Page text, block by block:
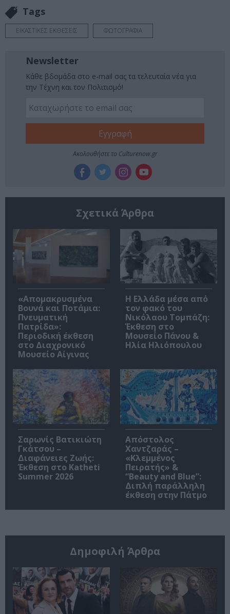
Tags
ΕΙΚΑΣΤΙΚΕΣ ΕΚΘΕΣΕΙΣ ΦΩΤΟΓΡΑΦΙΑ
Newsletter
Κάθε βδομάδα στο e-mail σας τα τελευταία νέα για
την Τέχνη και τον Πολιτισμό!
Ακολουθήστε το Culturenow.gr
Σχετικά Άρθρα
«Απομακρυσμένα
Βουνά και Ποτάμια:
Πνευματική
Πατρίδα»:
Περιοδική έκθεση
στο Διαχρονικό
Μουσείο Αίγινας
Η Ελλάδα μέσα από
τον φακό του
Νικόλαου Τομπάζη:
Έκθεση στο
Μουσείο Πάνου &
Ηλία Ηλιόπουλου
Σαρωνίς Βατικιώτη
Γκάτσου –
Διαφάνειες Ζωής:
Έκθεση στο Katheti
Summer 2026
Απόστολος
Χαντζαράς –
«Κλεμμένος
Πειρατής» &
“Beauty and Blue”:
Διπλή παράλληλη
έκθεση στην Πάτμο
Δημοφιλή Άρθρα